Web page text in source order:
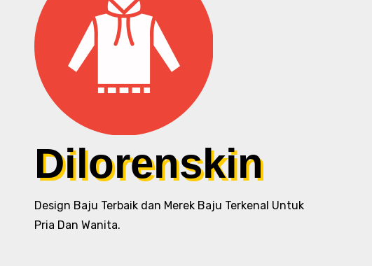
Dilorenskin
Design Baju Terbaik dan Merek Baju Terkenal Untuk
Pria Dan Wanita.